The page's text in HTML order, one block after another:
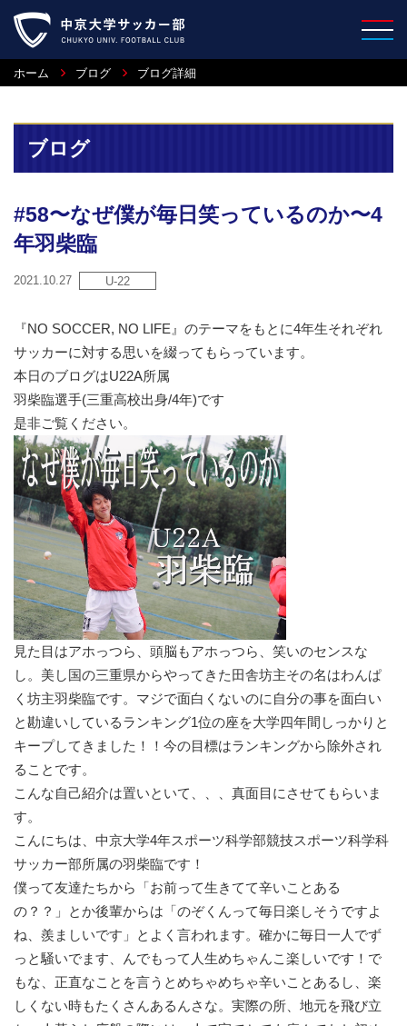
ホーム ブログ ブログ詳細
ブログ
#58〜なぜ僕が毎日笑っているのか〜4
年羽柴臨
2021.10.27 U-22
『NO SOCCER, NO LIFE』のテーマをもとに4年生それぞれ
サッカーに対する思いを綴ってもらっています。
本日のブログはU22A所属
羽柴臨選手(三重高校出身/4年)です
是非ご覧ください。
見た目はアホっつら、頭脳もアホっつら、笑いのセンスな
し。美し国の三重県からやってきた田舎坊主その名はわんぱ
く坊主羽柴臨です。マジで面白くないのに自分の事を面白い
と勘違いしているランキング1位の座を大学四年間しっかりと
キープしてきました！！今の目標はランキングから除外され
ることです。
こんな自己紹介は置いといて、、、真面目にさせてもらいま
す。
こんにちは、中京大学4年スポーツ科学部競技スポーツ科学科
サッカー部所属の羽柴臨です！
僕って友達たちから「お前って生きてて辛いことある
の？？」とか後輩からは「のぞくんって毎日楽しそうですよ
ね、羨ましいです」とよく言われます。確かに毎日一人でず
っと騒いでます、んでもって人生めちゃんこ楽しいです！で
もな、正直なことを言うとめちゃめちゃ辛いことあるし、楽
しくない時もたくさんあるんさな。実際の所、地元を飛び立